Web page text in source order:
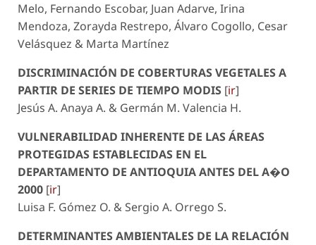
Melo, Fernando Escobar, Juan Adarve, Irina
Mendoza, Zorayda Restrepo, Álvaro Cogollo, Cesar
Velásquez & Marta Martínez
DISCRIMINACIÓN DE COBERTURAS VEGETALES A
PARTIR DE SERIES DE TIEMPO MODIS [ir]
Jesús A. Anaya A. & Germán M. Valencia H.
VULNERABILIDAD INHERENTE DE LAS ÁREAS
PROTEGIDAS ESTABLECIDAS EN EL
DEPARTAMENTO DE ANTIOQUIA ANTES DEL A�O
2000 [ir]
Luisa F. Gómez O. & Sergio A. Orrego S.
DETERMINANTES AMBIENTALES DE LA RELACIÓN